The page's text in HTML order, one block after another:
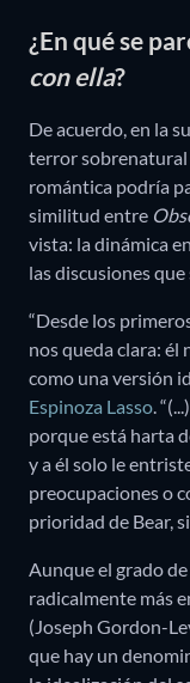
¿En qué se
con ella?
De acuerdo, en la
terror sobrenatural
romántica podría
similitud entre
vista: la dinámica
las discusiones
“Desde los
nos queda clara: él
como una versión
Espinoza Lasso.
porque está harta
y a él solo le
preocupaciones o
prioridad de Bear,
Aunque el grado
radicalmente más
(Joseph Gordon-
que hay un